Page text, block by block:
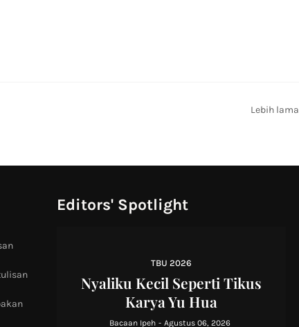
Lebih lama
Editors' Spotlight
TBU 2026
Nyaliku Kecil Seperti Tikus
Karya Yu Hua
Bacaan Ipeh - Agustus 06, 2026